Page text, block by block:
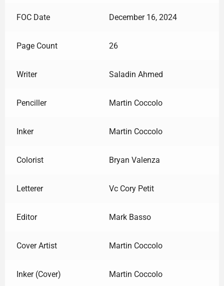
FOC Date December 16, 2024
Page Count 26
Writer Saladin Ahmed
Penciller Martin Coccolo
Inker Martin Coccolo
Colorist Bryan Valenza
Letterer Vc Cory Petit
Editor Mark Basso
Cover Artist Martin Coccolo
Inker (Cover) Martin Coccolo